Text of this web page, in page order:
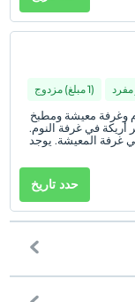
(1 مبلغ) مزدوج
وغرفة معيشة ومطبخ
في غرفة النوم.
غرفة المعيشة. يوجد
حدد تاريخ